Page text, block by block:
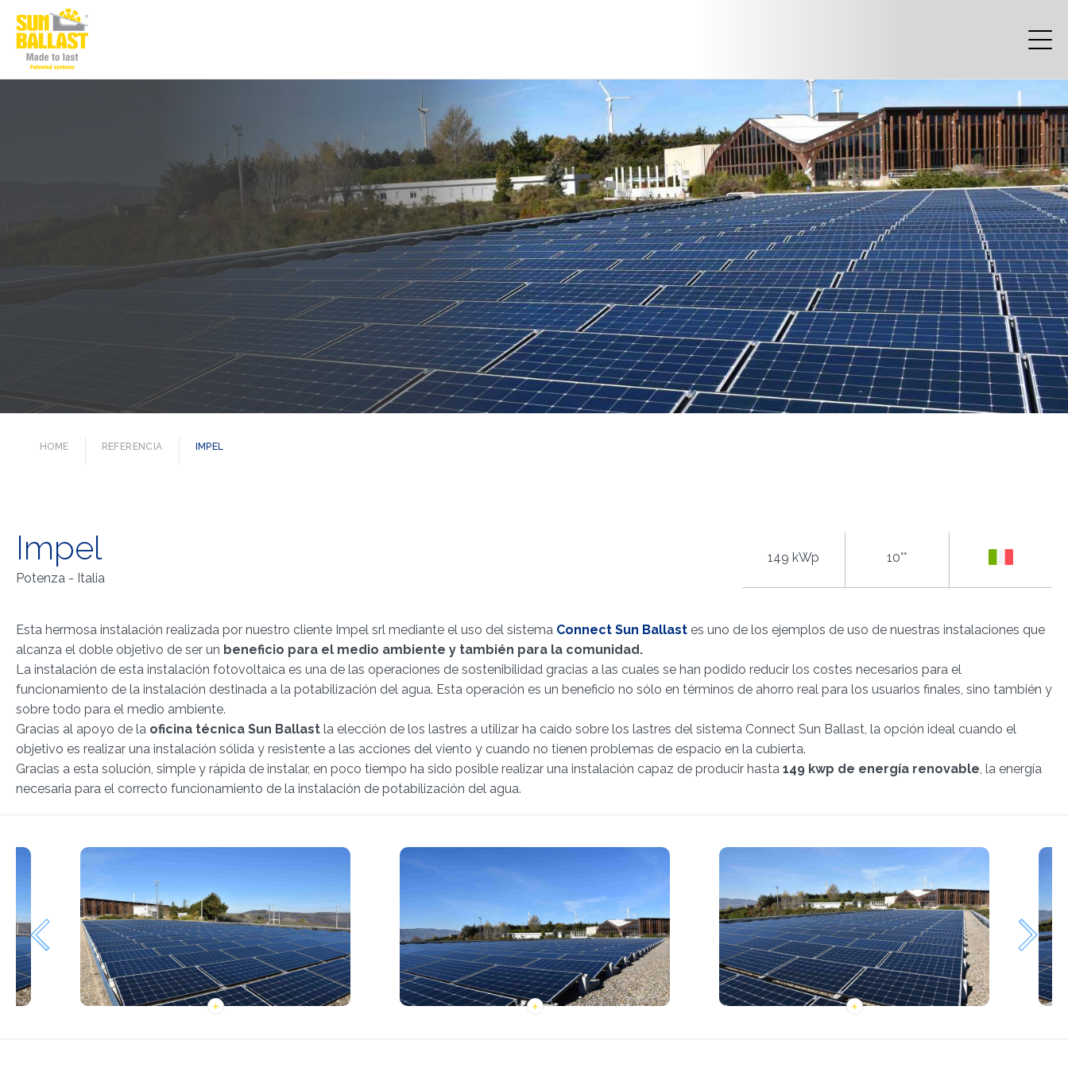
HOME REFERENCIA IMPEL
Impel
Potenza - Italia
149 kWp 10°°
Esta hermosa instalación realizada por nuestro cliente Impel srl mediante el uso del sistema Connect Sun Ballast es uno de los ejemplos de uso de nuestras instalaciones que
alcanza el doble objetivo de ser un beneficio para el medio ambiente y también para la comunidad.
La instalación de esta instalación fotovoltaica es una de las operaciones de sostenibilidad gracias a las cuales se han podido reducir los costes necesarios para el
funcionamiento de la instalación destinada a la potabilización del agua. Esta operación es un beneficio no sólo en términos de ahorro real para los usuarios finales, sino también y
sobre todo para el medio ambiente.
Gracias al apoyo de la oficina técnica Sun Ballast la elección de los lastres a utilizar ha caído sobre los lastres del sistema Connect Sun Ballast, la opción ideal cuando el
objetivo es realizar una instalación sólida y resistente a las acciones del viento y cuando no tienen problemas de espacio en la cubierta.
Gracias a esta solución, simple y rápida de instalar, en poco tiempo ha sido posible realizar una instalación capaz de producir hasta 149 kwp de energía renovable, la energía
necesaria para el correcto funcionamiento de la instalación de potabilización del agua.